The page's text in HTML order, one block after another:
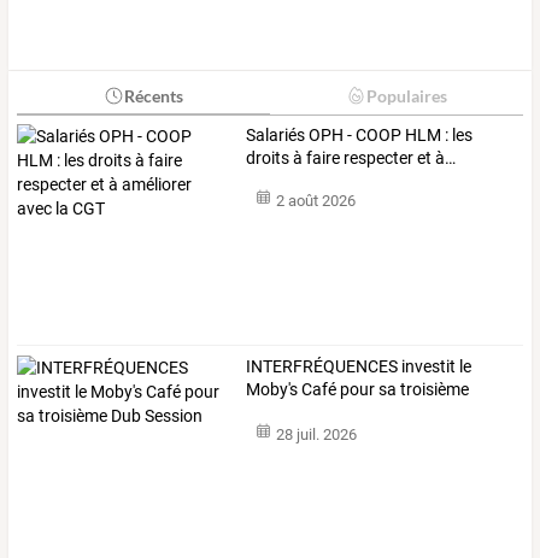
Récents Populaires
SalariésOPH -COOP HLM : les
droitsà faire respecteret à…
2 août 2026
INTERFRÉQUENCES investit le
Moby'sCafé poursa troisième
28 juil. 2026